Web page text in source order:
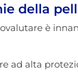
della
è
ad alta